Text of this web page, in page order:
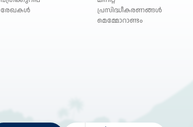
രേഖകൾ
പ്രസിദ്ധീകരണങ്ങൾ
മെമ്മോറാണ്ടം